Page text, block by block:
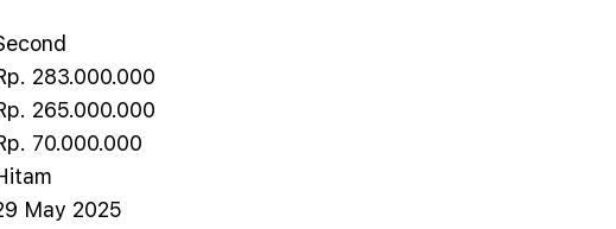
283.000.000
265.000.000
70.000.000
May 2025